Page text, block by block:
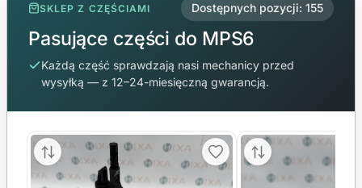
SKLEP Z CZĘŚCIAMI Dostępnych pozycji: 155
Pasujące części do MPS6
Każdą część sprawdzają nasi mechanicy przed
wysyłką — z 12–24-miesięczną gwarancją.